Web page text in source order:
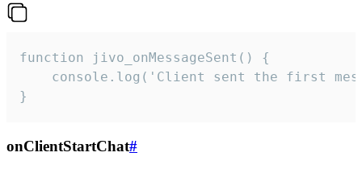
function jivo_onMessageSent() {
console.log('Client sent the first
}
onClientStartChat#